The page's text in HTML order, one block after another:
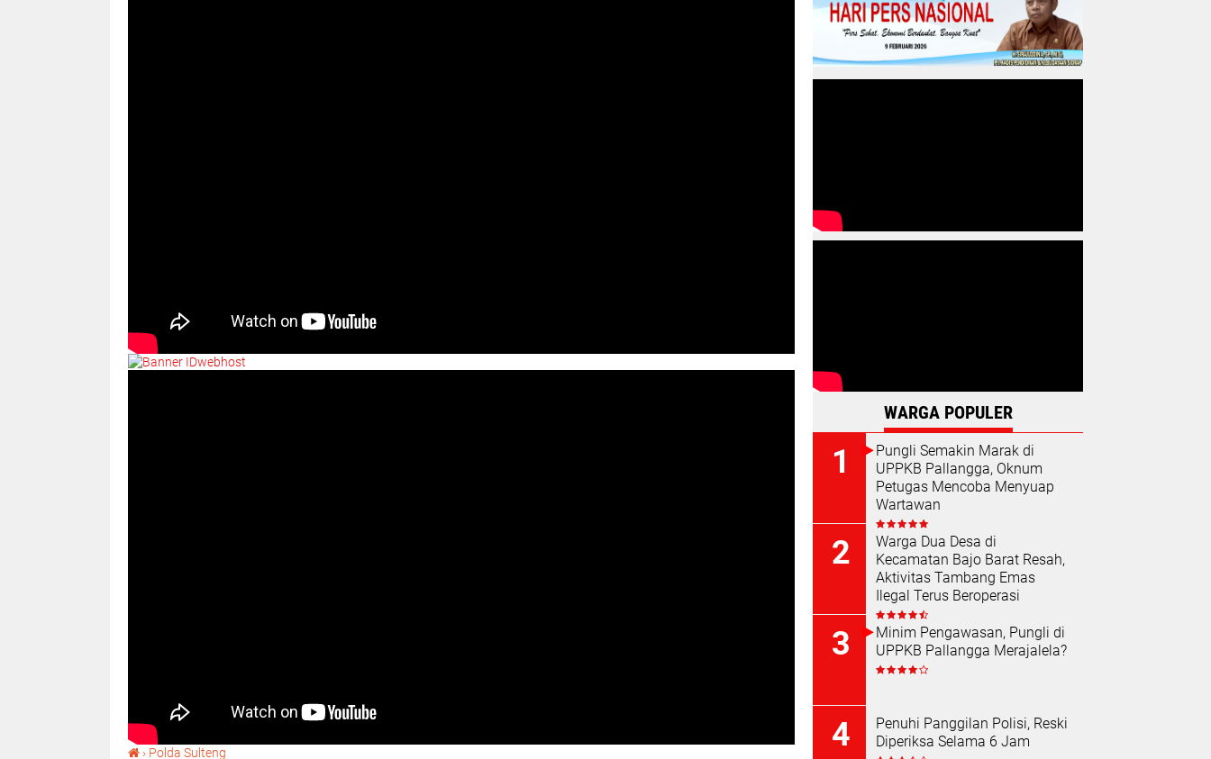
› Polda Sulteng
WARGA POPULER
Pungli Semakin Marak di
UPPKB Pallangga, Oknum
Petugas Mencoba Menyuap
Wartawan
Warga Dua Desa di
Kecamatan Bajo Barat Resah,
Aktivitas Tambang Emas
Ilegal Terus Beroperasi
Minim Pengawasan, Pungli di
UPPKB Pallangga Merajalela?
Penuhi Panggilan Polisi, Reski
Diperiksa Selama 6 Jam